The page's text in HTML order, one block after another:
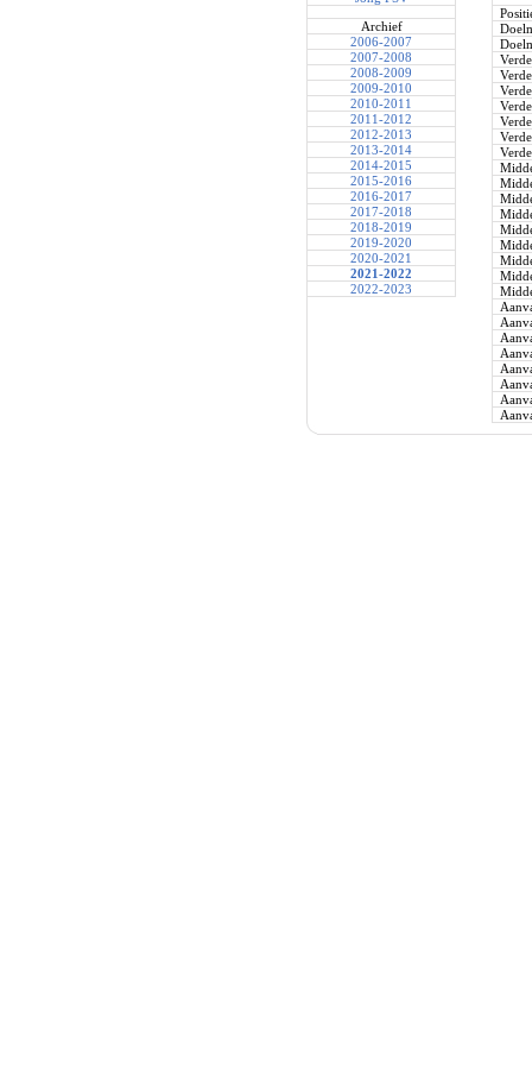
Archief
2006-2007
2007-2008
2008-2009
2009-2010
2010-2011
2011-2012
2012-2013
2013-2014
2014-2015
2015-2016
2016-2017
2017-2018
2018-2019
2019-2020
2020-2021
2021-2022
2022-2023